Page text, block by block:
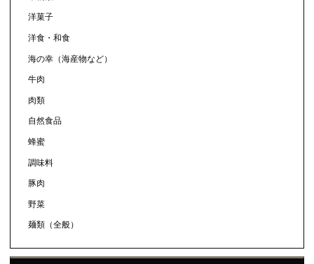
洋菓子
洋食・和食
海の幸（海産物など）
牛肉
肉類
自然食品
蜂蜜
調味料
豚肉
野菜
麺類（全般）